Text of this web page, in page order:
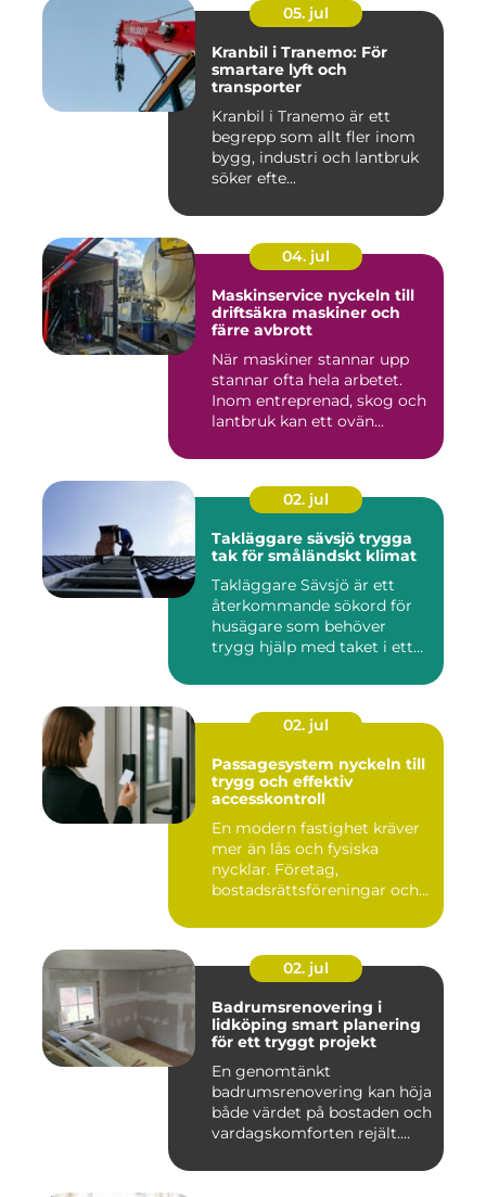
05. jul
Kranbil i Tranemo: För
smartare lyft och
transporter
Kranbil i Tranemo är ett
begrepp som allt fler inom
bygg, industri och lantbruk
söker efte...
04. jul
Maskinservice nyckeln till
driftsäkra maskiner och
färre avbrott
När maskiner stannar upp
stannar ofta hela arbetet.
Inom entreprenad, skog och
lantbruk kan ett ovän...
02. jul
Takläggare sävsjö trygga
tak för småländskt klimat
Takläggare Sävsjö är ett
återkommande sökord för
husägare som behöver
trygg hjälp med taket i ett
02. jul
Passagesystem nyckeln till
trygg och effektiv
accesskontroll
En modern fastighet kräver
mer än lås och fysiska
nycklar. Företag,
bostadsrättsföreningar och
02. jul
Badrumsrenovering i
lidköping smart planering
för ett tryggt projekt
En genomtänkt
badrumsrenovering kan höja
både värdet på bostaden och
vardagskomforten rejält.